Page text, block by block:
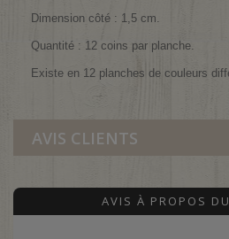
Dimension côté : 1,5 cm.
Quantité : 12 coins par planche.
Existe en 12 planches de couleurs
AVIS CLIENTS
AVIS À PROPOS